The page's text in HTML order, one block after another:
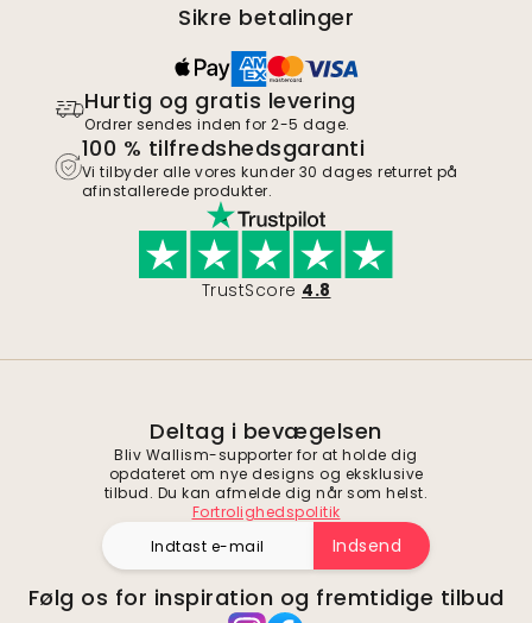
Sikre betalinger
Hurtig og gratis levering
Ordrer sendes inden for 2-5 dage.
100 % tilfredshedsgaranti
Vi tilbyder alle vores kunder 30 dages returret på
afinstallerede produkter.
TrustScore 4.8
Deltag i bevægelsen
Bliv Wallism-supporter for at holde dig
opdateret om nye designs og eksklusive
tilbud. Du kan afmelde dig når som helst.
Fortrolighedspolitik
Indsend
Følg os for inspiration og fremtidige tilbud